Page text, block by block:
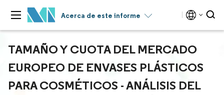
Acerca de este informe
TAMAÑO Y CUOTA DEL MERCADO
EUROPEO DE ENVASES PLÁSTICOS
PARA COSMÉTICOS - ANÁLISIS DEL